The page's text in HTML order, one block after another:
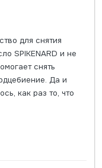
для снятия
SPIKENARD и не
снять
Да и
как раз то, что